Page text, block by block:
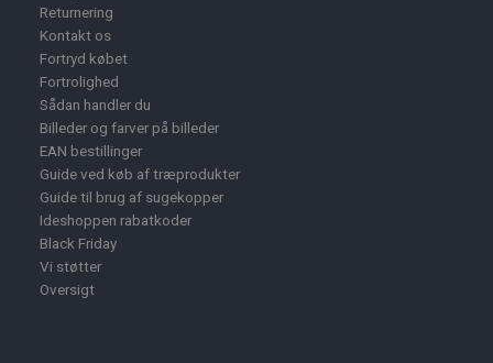
Returnering
Kontakt os
Fortryd købet
Fortrolighed
Sådan handler du
Billeder og farver på billeder
EAN bestillinger
Guide ved køb af træprodukter
Guide til brug af sugekopper
Ideshoppen rabatkoder
Black Friday
Vi støtter
Oversigt